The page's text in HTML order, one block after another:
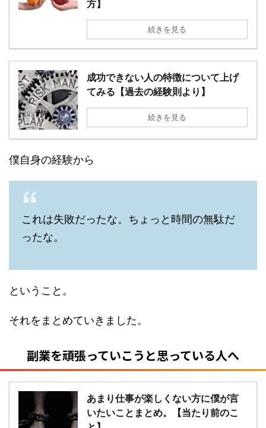
方】
続きを見る
成功できない人の特徴について上げ
てみる【過去の経験則より】
続きを見る
僕自身の経験から
これは失敗だったな。ちょっと時間の無駄だ
ったな。
ということ。
それをまとめていきました。
副業を頑張っていこうと思っている人へ
あまり仕事が楽しくない方に僕が言
いたいことまとめ。【当たり前のこ